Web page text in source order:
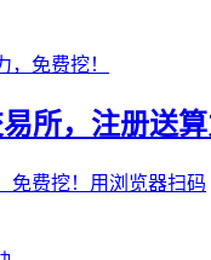
所，注册送算
免费挖！用浏览器扫码